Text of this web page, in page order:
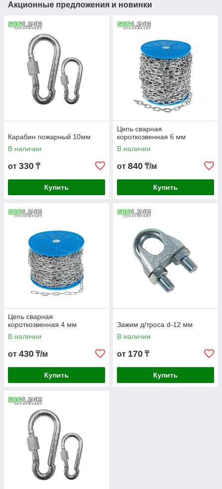
Акционные предложения и новинки
Карабин пожарный 10мм
В наличии
от 330 ₸
Купить
Цепь сварная
короткозвенная 6 мм
В наличии
от 840 ₸/м
Купить
Цепь сварная
короткозвенная 4 мм
В наличии
от 430 ₸/м
Купить
Зажим д/троса d-12 мм
В наличии
от 170 ₸
Купить